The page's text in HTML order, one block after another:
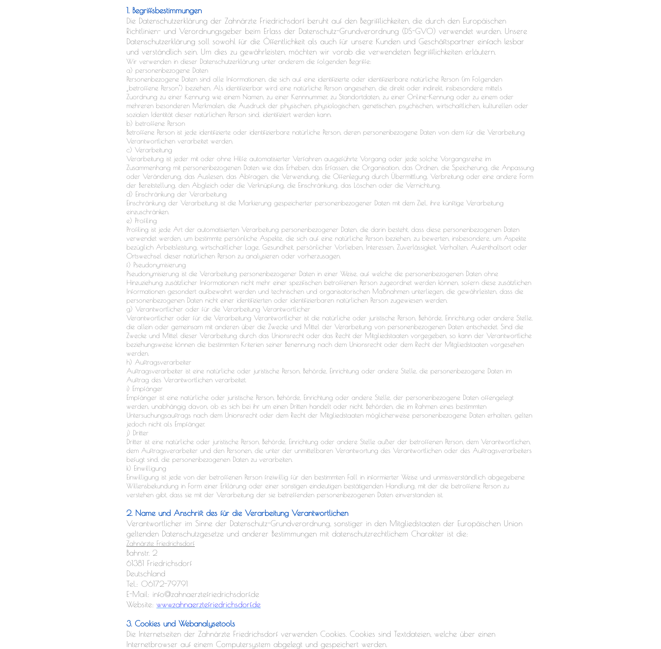
1. Begriffsbestimmungen
Die Datenschutzerklärung der Zahnärzte Friedrichsdorf beruht auf den Begrifflichkeiten, die durch den Europäischen
Richtlinien- und Verordnungsgeber beim Erlass der Datenschutz-Grundverordnung (DS-GVO) verwendet wurden. Unsere
Datenschutzerklärung soll sowohl für die Öffentlichkeit als auch für unsere Kunden und Geschäftspartner einfach lesbar
und verständlich sein. Um dies zu gewährleisten, möchten wir vorab die verwendeten Begrifflichkeiten erläutern.
Wir verwenden in dieser Datenschutzerklärung unter anderem die folgenden Begriffe:
a) personenbezogene Daten
Personenbezogene Daten sind alle Informationen, die sich auf eine identifizierte oder identifizierbare natürliche Person (im Folgenden
„betroffene Person") beziehen. Als identifizierbar wird eine natürliche Person angesehen, die direkt oder indirekt, insbesondere mittels
Zuordnung zu einer Kennung wie einem Namen, zu einer Kennnummer, zu Standortdaten, zu einer Online-Kennung oder zu einem oder
mehreren besonderen Merkmalen, die Ausdruck der physischen, physiologischen, genetischen, psychischen, wirtschaftlichen, kulturellen oder
sozialen Identität dieser natürlichen Person sind, identifiziert werden kann.
b) betroffene Person
Betroffene Person ist jede identifizierte oder identifizierbare natürliche Person, deren personenbezogene Daten von dem für die Verarbeitung
Verantwortlichen verarbeitet werden.
c) Verarbeitung
Verarbeitung ist jeder mit oder ohne Hilfe automatisierter Verfahren ausgeführte Vorgang oder jede solche Vorgangsreihe im
Zusammenhang mit personenbezogenen Daten wie das Erheben, das Erfassen, die Organisation, das Ordnen, die Speicherung, die Anpassung
oder Veränderung, das Auslesen, das Abfragen, die Verwendung, die Offenlegung durch Übermittlung, Verbreitung oder eine andere Form
der Bereitstellung, den Abgleich oder die Verknüpfung, die Einschränkung, das Löschen oder die Vernichtung.
d) Einschränkung der Verarbeitung
Einschränkung der Verarbeitung ist die Markierung gespeicherter personenbezogener Daten mit dem Ziel, ihre künftige Verarbeitung
einzuschränken.
e) Profiling
Profiling ist jede Art der automatisierten Verarbeitung personenbezogener Daten, die darin besteht, dass diese personenbezogenen Daten
verwendet werden, um bestimmte persönliche Aspekte, die sich auf eine natürliche Person beziehen, zu bewerten, insbesondere, um Aspekte
bezüglich Arbeitsleistung, wirtschaftlicher Lage, Gesundheit, persönlicher Vorlieben, Interessen, Zuverlässigkeit, Verhalten, Aufenthaltsort oder
Ortswechsel dieser natürlichen Person zu analysieren oder vorherzusagen.
f) Pseudonymisierung
Pseudonymisierung ist die Verarbeitung personenbezogener Daten in einer Weise, auf welche die personenbezogenen Daten ohne
Hinzuziehung zusätzlicher Informationen nicht mehr einer spezifischen betroffenen Person zugeordnet werden können, sofern diese zusätzlichen
Informationen gesondert aufbewahrt werden und technischen und organisatorischen Maßnahmen unterliegen, die gewährleisten, dass die
personenbezogenen Daten nicht einer identifizierten oder identifizierbaren natürlichen Person zugewiesen werden.
g) Verantwortlicher oder für die Verarbeitung Verantwortlicher
Verantwortlicher oder für die Verarbeitung Verantwortlicher ist die natürliche oder juristische Person, Behörde, Einrichtung oder andere Stelle,
die allein oder gemeinsam mit anderen über die Zwecke und Mittel der Verarbeitung von personenbezogenen Daten entscheidet. Sind die
Zwecke und Mittel dieser Verarbeitung durch das Unionsrecht oder das Recht der Mitgliedstaaten vorgegeben, so kann der Verantwortliche
beziehungsweise können die bestimmten Kriterien seiner Benennung nach dem Unionsrecht oder dem Recht der Mitgliedstaaten vorgesehen
werden.
h) Auftragsverarbeiter
Auftragsverarbeiter ist eine natürliche oder juristische Person, Behörde, Einrichtung oder andere Stelle, die personenbezogene Daten im
Auftrag des Verantwortlichen verarbeitet.
i) Empfänger
Empfänger ist eine natürliche oder juristische Person, Behörde, Einrichtung oder andere Stelle, der personenbezogene Daten offengelegt
werden, unabhängig davon, ob es sich bei ihr um einen Dritten handelt oder nicht. Behörden, die im Rahmen eines bestimmten
Untersuchungsauftrags nach dem Unionsrecht oder dem Recht der Mitgliedstaaten möglicherweise personenbezogene Daten erhalten, gelten
jedoch nicht als Empfänger.
j) Dritter
Dritter ist eine natürliche oder juristische Person, Behörde, Einrichtung oder andere Stelle außer der betroffenen Person, dem Verantwortlichen,
dem Auftragsverarbeiter und den Personen, die unter der unmittelbaren Verantwortung des Verantwortlichen oder des Auftragsverarbeiters
befugt sind, die personenbezogenen Daten zu verarbeiten.
k) Einwilligung
Einwilligung ist jede von der betroffenen Person freiwillig für den bestimmten Fall in informierter Weise und unmissverständlich abgegebene
Willensbekundung in Form einer Erklärung oder einer sonstigen eindeutigen bestätigenden Handlung, mit der die betroffene Person zu
verstehen gibt, dass sie mit der Verarbeitung der sie betreffenden personenbezogenen Daten einverstanden ist.
2. Name und Anschrift des für die Verarbeitung Verantwortlichen
Verantwortlicher im Sinne der Datenschutz-Grundverordnung, sonstiger in den Mitgliedstaaten der Europäischen Union
geltenden Datenschutzgesetze und anderer Bestimmungen mit datenschutzrechtlichem Charakter ist die:
Zahnärzte Friedrichsdorf
Bahnstr. 2
61381 Friedrichsdorf
Deutschland
Tel.: 06172-79791
E-Mail: info@zahnaerztefriedrichsdorf.de
Website: www.zahnaerztefriedrichsdorf.de
3. Cookies und Webanalysetools
Die Internetseiten der Zahnärzte Friedrichsdorf verwenden Cookies. Cookies sind Textdateien, welche über einen
Internetbrowser auf einem Computersystem abgelegt und gespeichert werden.